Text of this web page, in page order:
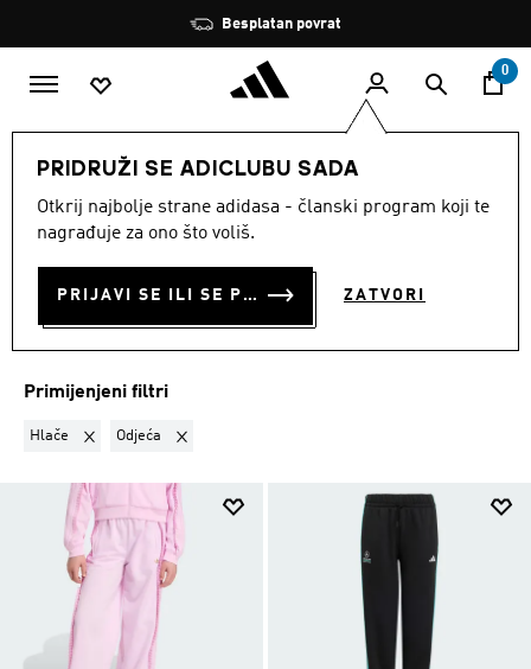
Zaustavi
rotaciju
Besplatan povrat
0
PRIDRUŽI SE ADICLUBU SADA
Otkrij najbolje strane adidasa - članski program koji te
nagrađuje za ono što voliš.
PRIJAVI SE ILI SE PRIDRUŽI SADA ZATVORI
DJECA Djevojcice Odjeća
HLAČE · ODJEĆA·ODJEĆA
ZA DJEVOJČICE
Filtriraj
Primijenjeni filtri
Hlače Ukloni filter Trenutno filtrirano prema VRSTA PROIZVODA: Hlače
Odjeća Ukloni filter Trenutno filtrirano prema KATEGORIJA